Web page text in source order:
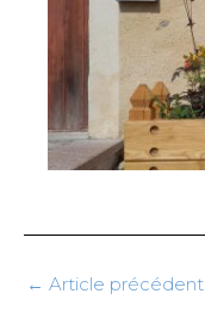
← Article précédent